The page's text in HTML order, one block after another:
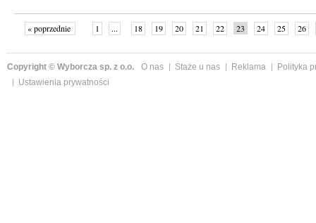
« poprzednie 1 ... 18 19 20 21 22 23 24 25
26
Copyright © Wyborcza sp. z o.o. O nas Staże u nas Reklama
Polityka
Ustawienia prywatności